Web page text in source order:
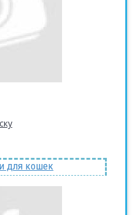
для кошек